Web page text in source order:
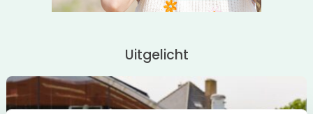
Uitgelicht